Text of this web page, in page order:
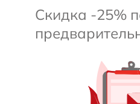
Скидка -25%